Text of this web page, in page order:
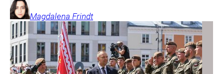
Magdalena Frindt